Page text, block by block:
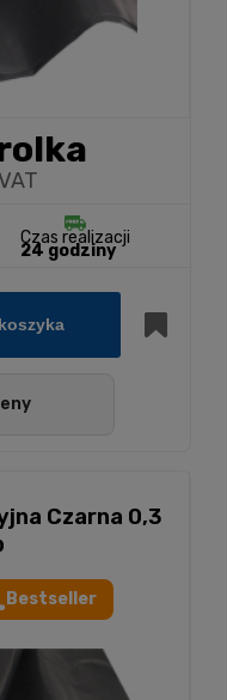
Czas realizacji
24 godziny
Czarna 0,3
Bestseller